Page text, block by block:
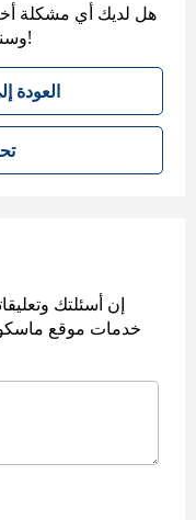
هل لديك أي مشكلة
وسنعاود التواصل معك. شكرًا على صبرك!
العودة
تحديث الصفحة
إن أسئلتك
خدمات موقع